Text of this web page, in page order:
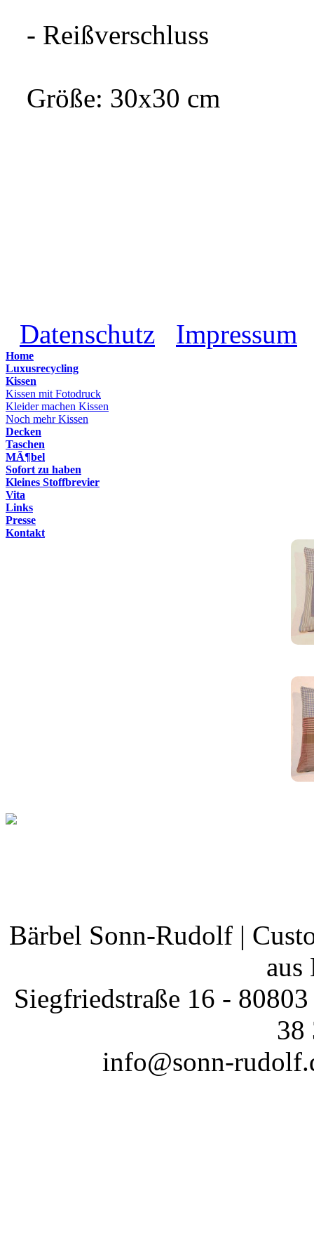
- Reißverschluss
Größe: 30x30 cm
Datenschutz Impressum
Home
Luxusrecycling
Kissen
Kissen mit Fotodruck
Kleider machen Kissen
Noch mehr Kissen
Decken
Taschen
MÃ¶bel
Sofort zu haben
Kleines Stoffbrevier
Vita
Links
Presse
Kontakt
Bärbel Sonn-Rudolf |
aus
Siegfriedstraße 16 -
38
info@sonn-